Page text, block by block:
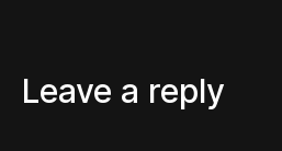
Leave a reply